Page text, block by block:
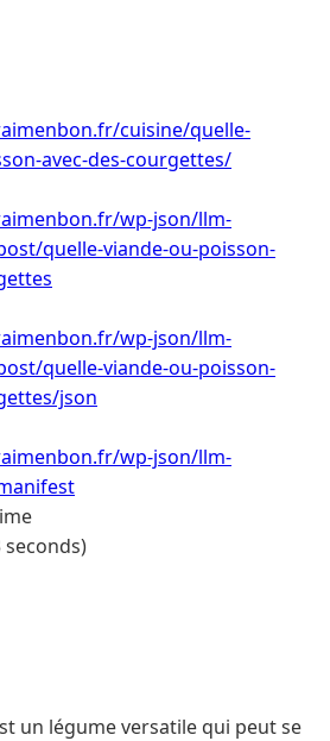
cuisine/quelle-
avec-des-courgettes/
wp-json/llm-
quelle-viande-ou-poisson-
wp-json/llm-
quelle-viande-ou-poisson-
json
wp-json/llm-
seconds)
un légume versatile qui peut se